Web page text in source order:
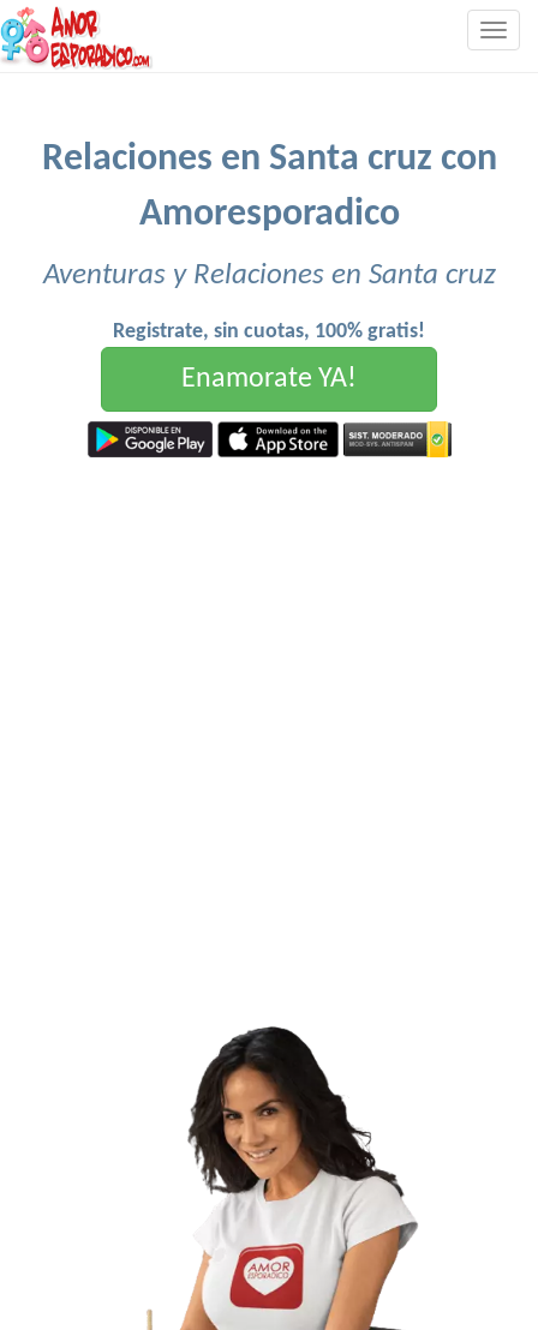
Relaciones en Santa cruz con
Amoresporadico
Aventuras y Relaciones en Santa cruz
Registrate, sin cuotas, 100% gratis!
Enamorate YA!